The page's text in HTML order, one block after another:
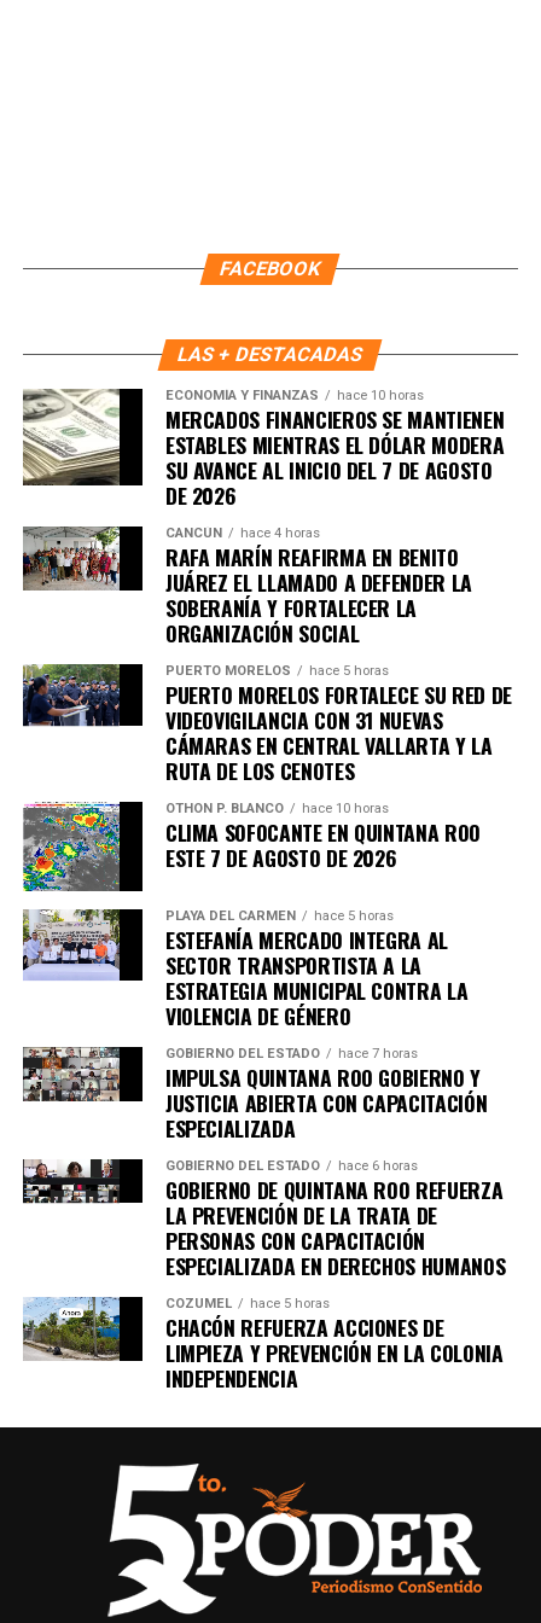
recursos naturales también significa defender nuestra
calidad de vida”, expresó.
Fuente: 5to Poder Agencia de Noticias
Recibe las noticias al instante
Únete al canal oficial de WhatsApp de
importantes de Quintana Roo directamente
en tu teléfono.
FACEBOOK
LAS + DESTACADAS
ECONOMÍA Y FINANZAS hace 10 horas
MERCADOS FINANCIEROS SE MANTIENEN
ESTABLES MIENTRAS EL DÓLAR MODERA
SU AVANCE AL INICIO DEL 7 DE AGOSTO
DE 2026
CANCÚN hace 4 horas
RAFA MARÍN REAFIRMA EN BENITO
JUÁREZ EL LLAMADO A DEFENDER LA
SOBERANÍA Y FORTALECER LA
ORGANIZACIÓN SOCIAL
PUERTO MORELOS hace 5 horas
PUERTO MORELOS FORTALECE SU RED DE
VIDEOVIGILANCIA CON 31 NUEVAS
CÁMARAS EN CENTRAL VALLARTA Y LA
RUTA DE LOS CENOTES
OTHON P. BLANCO hace 10 horas
CLIMA SOFOCANTE EN QUINTANA ROO
ESTE 7 DE AGOSTO DE 2026
PLAYA DEL CARMEN hace 5 horas
ESTEFANÍA MERCADO INTEGRA AL
SECTOR TRANSPORTISTA A LA
ESTRATEGIA MUNICIPAL CONTRA LA
VIOLENCIA DE GÉNERO
GOBIERNO DEL ESTADO hace 7 horas
IMPULSA QUINTANA ROO GOBIERNO Y
JUSTICIA ABIERTA CON CAPACITACIÓN
ESPECIALIZADA
GOBIERNO DEL ESTADO hace 6 horas
GOBIERNO DE QUINTANA ROO REFUERZA
LA PREVENCIÓN DE LA TRATA DE
PERSONAS CON CAPACITACIÓN
ESPECIALIZADA EN DERECHOS HUMANOS
COZUMEL hace 5 horas
CHACÓN REFUERZA ACCIONES DE
LIMPIEZA Y PREVENCIÓN EN LA COLONIA
INDEPENDENCIA